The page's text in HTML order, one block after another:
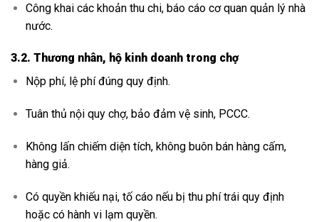
Công khai các khoản thu chi, báo cáo cơ quan quản lý nhà
nước.
3.2. Thương nhân, hộ kinh doanh trong chợ
Nộp phí, lệ phí đúng quy định.
Tuân thủ nội quy chợ, bảo đảm vệ sinh, PCCC.
Không lấn chiếm diện tích, không buôn bán hàng cấm,
hàng giả.
Có quyền khiếu nại, tố cáo nếu bị thu phí trái quy định
hoặc có hành vi lạm quyền.